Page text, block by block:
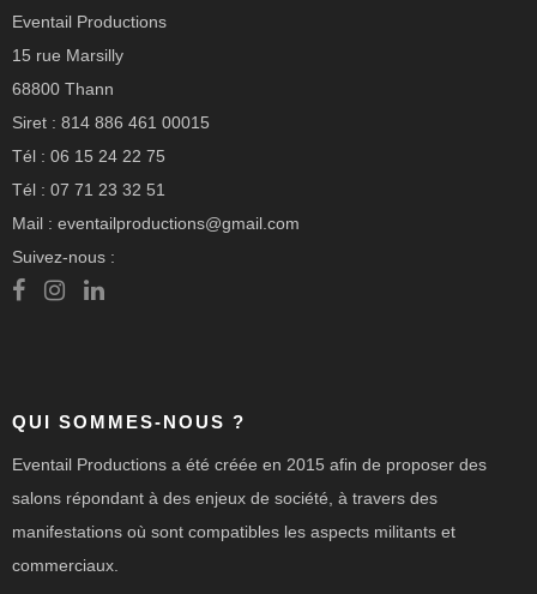
Eventail Productions
15 rue Marsilly
68800 Thann
Siret : 814 886 461 00015
Tél : 06 15 24 22 75
Tél : 07 71 23 32 51
Mail : eventailproductions@gmail.com
Suivez-nous :
QUI SOMMES-NOUS ?
Eventail Productions a été créée en 2015 afin de proposer des
salons répondant à des enjeux de société, à travers des
manifestations où sont compatibles les aspects militants et
commerciaux.